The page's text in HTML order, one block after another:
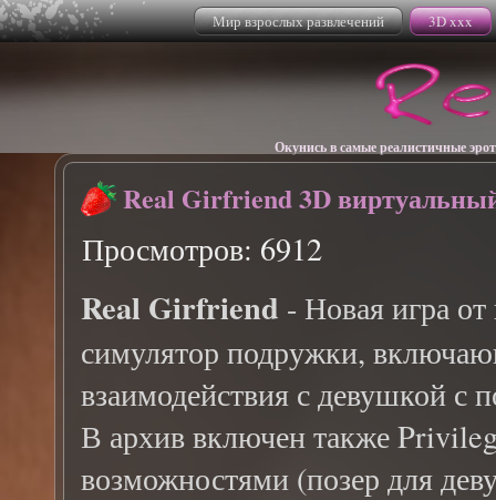
Мир взрослых развлечений 3D xxx
Окунись в самые реалистичные
Real Girfriend 3D
Просмотров: 6912
Real Girfriend - Новая игра
симулятор подружки,
взаимодействия с девушкой
В архив включен также
возможностями (позер для